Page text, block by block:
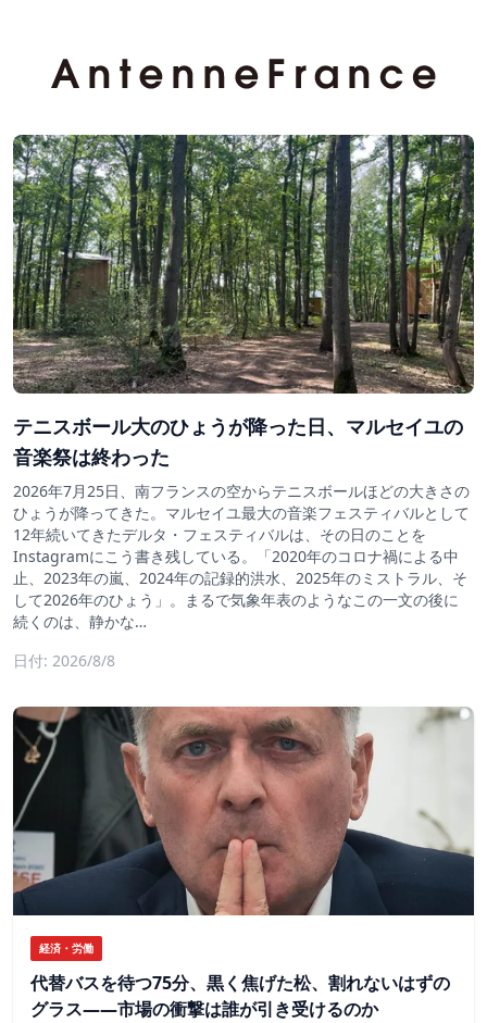
テニスボール大のひょうが降った日、マルセイユの
音楽祭は終わった
2026年7月25日、南フランスの空からテニスボールほどの大きさの
ひょうが降ってきた。マルセイユ最大の音楽フェスティバルとして
12年続いてきたデルタ・フェスティバルは、その日のことを
Instagramにこう書き残している。「2020年のコロナ禍による中
止、2023年の嵐、2024年の記録的洪水、2025年のミストラル、そ
して2026年のひょう」。まるで気象年表のようなこの一文の後に
続くのは、静かな…
日付: 2026/8/8
経済・労働
代替バスを待つ75分、黒く焦げた松、割れないはずの
グラス——市場の衝撃は誰が引き受けるのか